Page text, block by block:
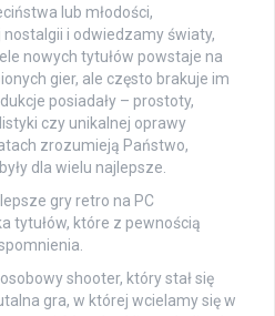
lub młodości,
i odwiedzamy światy,
nowych tytułów powstaje na
gier, ale często brakuje im
posiadały – prostoty,
czy unikalnej oprawy
zrozumieją Państwo,
dla wielu najlepsze.
gry retro na PC
tytułów, które z pewnością
shooter, który stał się
gra, w której wcielamy się w